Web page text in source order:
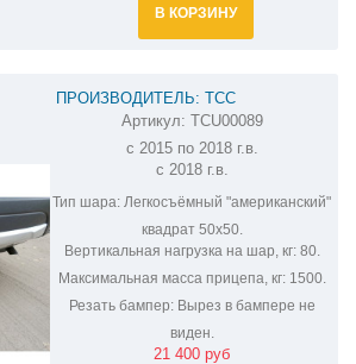
В КОРЗИНУ
ПРОИЗВОДИТЕЛЬ: ТСС
ФАРКОП НА MITSUBISHI OUTLANDER
TCU00089
Артикул: TCU00089
с 2015 по 2018 г.в.
с 2018 г.в.
Тип шара: Легкосъёмный "американский"
квадрат 50х50.
Вертикальная нагрузка на шар, кг:80.
Максимальная масса прицепа, кг:1500.
Резать бампер:Вырез в бампере не
виден.
21 400 руб